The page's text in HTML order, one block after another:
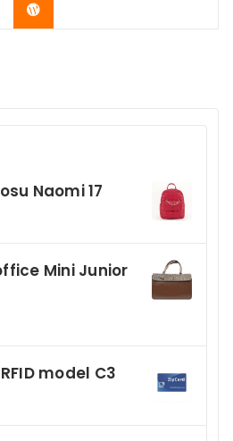
Buy Now
Naomi 17
Mini Junior
model C3